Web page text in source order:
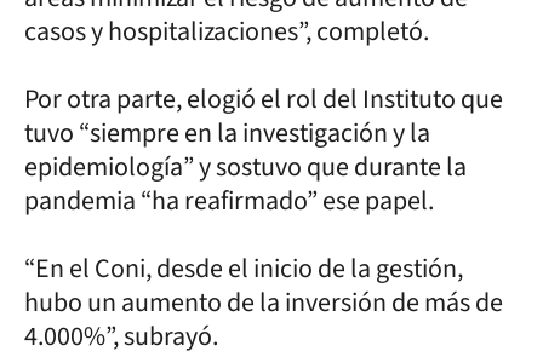
casos y hospitalizaciones”, completó.
Por otra parte, elogió el rol del Instituto que
tuvo “siempre en la investigación y la
epidemiología” y sostuvo que durante la
pandemia “ha reafirmado” ese papel.
“En el Coni, desde el inicio de la gestión,
hubo un aumento de la inversión de más de
4.000%”, subrayó.